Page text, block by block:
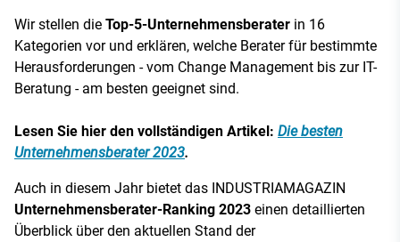
Wir stellen die Top-5-Unternehmensberater in 16
Kategorien vor und erklären, welche Berater für bestimmte
Herausforderungen - vom Change Management bis zur IT-
Beratung - am besten geeignet sind.
Lesen Sie hier den vollständigen Artikel: Die besten
Unternehmensberater 2023.
Auch in diesem Jahr bietet das INDUSTRIAMAGAZIN
Unternehmensberater-Ranking 2023 einen detaillierten
Überblick über den aktuellen Stand der